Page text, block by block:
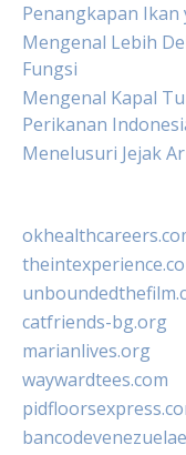
Penangkapan Ikan
Mengenal Lebih
Fungsi
Mengenal Kapal
Perikanan
Menelusuri Jejak
catfriends-bg.org
marianlives.org
waywardtees.com